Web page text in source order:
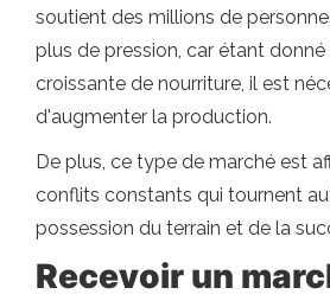
soutient des millions de
plus de pression, car étant
croissante de nourriture, il est
d'augmenter la production.
De plus, ce type de marché est
conflits constants qui tournent
possession du terrain et de la
Recevoir un